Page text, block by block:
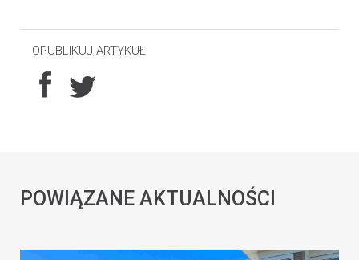
OPUBLIKUJ ARTYKUŁ
POWIĄZANE AKTUALNOŚCI